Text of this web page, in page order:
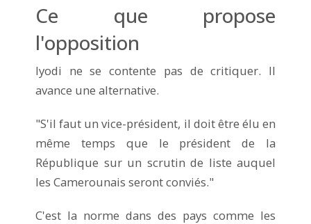
Ce que propose
l'opposition
Iyodi ne se contente pas de critiquer. Il
avance une alternative.
"S'il faut un vice-président, il doit être élu en
même temps que le président de la
République sur un scrutin de liste auquel
les Camerounais seront conviés."
C'est la norme dans des pays comme les